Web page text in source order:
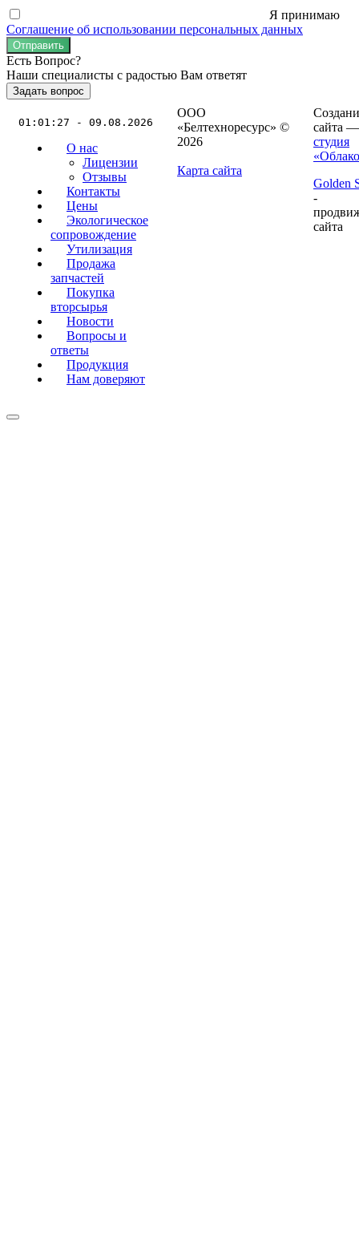
Я принимаю
Соглашение об использовании персональных данных
Отправить
Есть Вопрос?
Наши специалисты с радостью Вам ответят
Задать вопрос
01:01:27 - 09.08.2026
О нас
Лицензии
Отзывы
Контакты
Цены
Экологическое
сопровождение
Утилизация
Продажа
запчастей
Покупка
вторсырья
Новости
Вопросы и
ответы
Продукция
Нам доверяют
ООО
«Белтехноресурс» ©
2026
Карта сайта
сайта
студия
Golden
-
сайта